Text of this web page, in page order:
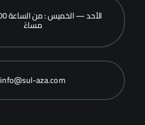
مساءً
info@sul-aza.com